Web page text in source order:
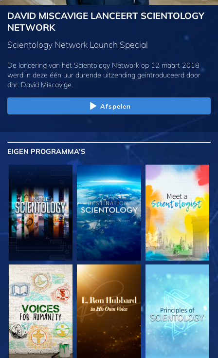
DAVID MISCAVIGE LANCEERT SCIENTOLOGY
NETWORK
Scientology Network Launch Special
De lancering van het Scientology Network op 12 maart 2018
werd in deze één uur durende uitzending geïntroduceerd door
dhr. David Miscavige.
Afspelen
EIGEN PROGRAMMA’S
VERKEN DE SERIE VERKEN DE SERIE VERKEN DE SERIE